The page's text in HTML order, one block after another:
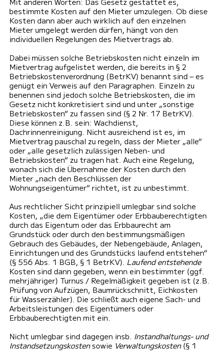
bestimmte Kosten auf den Mieter umzulegen. Ob diese
Kosten dann aber auch wirklich auf den einzelnen
Mieter umgelegt werden dürfen, hängt von den
individuellen Regelungen des Mietvertrags ab.
Dabei müssen solche Betriebskosten nicht einzeln im
Mietvertrag aufgelistet werden, die bereits in § 2
Betriebskostenverordnung (BetrKV) benannt sind – es
genügt ein Verweis auf den Paragraphen. Einzeln zu
benennen sind jedoch solche Betriebskosten, die im
Gesetz nicht konkretisiert sind und unter „sonstige
Betriebskosten“ zu fassen sind (§ 2 Nr. 17 BetrKV).
Diese können z.B. sein: Wachdienst,
Dachrinnenreinigung. Nicht ausreichend ist es, im
Mietvertrag pauschal zu regeln, dass der Mieter „alle“
oder „alle gesetzlich zulässigen Neben- und
Betriebskosten“ zu tragen hat. Auch eine Regelung,
wonach sich die Übernahme der Kosten durch den
Mieter „nach den Beschlüssen der
Wohnungseigentümer“ richtet, ist zu unbestimmt.
Aus rechtlicher Sicht prinzipiell umlegbar sind solche
Kosten, „die dem Eigentümer oder Erbbauberechtigten
durch das Eigentum oder das Erbbaurecht am
Grundstück oder durch den bestimmungsmäßigen
Gebrauch des Gebäudes, der Nebengebäude, Anlagen,
Einrichtungen und des Grundstücks laufend entstehen“
(§ 556 Abs. 1 BGB, § 1 BetrKV). Laufend entstehende
Kosten sind dann gegeben, wenn ein bestimmter (ggf.
mehrjähriger) Turnus / Regelmäßigkeit gegeben ist (z.B.
Prüfung von Aufzügen, Baumrückschnitt, Eichkosten
für Wasserzähler). Die schließt auch eigene Sach- und
Arbeitsleistungen des Eigentümers oder
Erbbauberechtigten mit ein.
Nicht umlegbar sind dagegen insb. Instandhaltungs- und
Instandsetzungskostensowie Verwaltungskosten(§ 1